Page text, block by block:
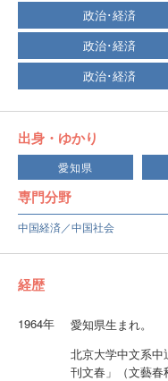
政治･経済
政治･経済
政治･経済
出身・ゆかり
愛知県
専門分野
中国経済／中国社会
経歴
1964年
愛知県生まれ。
北京大学中文系
刊文春」（文藝春